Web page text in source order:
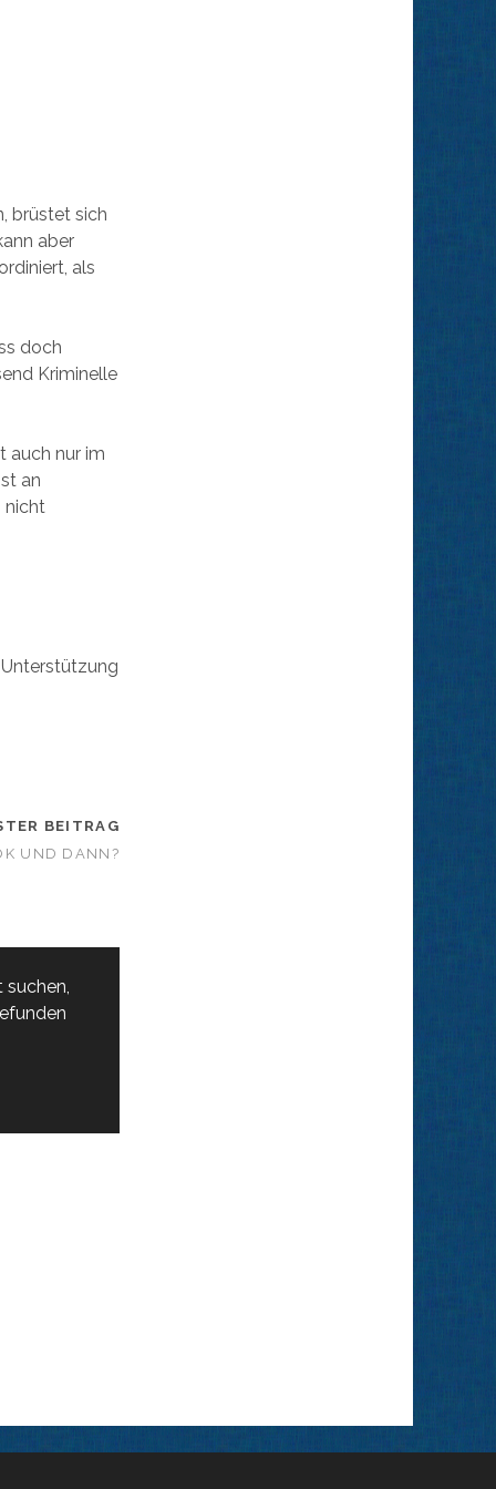
brüstet sich
aber
als
doch
Kriminelle
auch nur im
an
nicht
BEITRAG
UND DANN?
suchen,